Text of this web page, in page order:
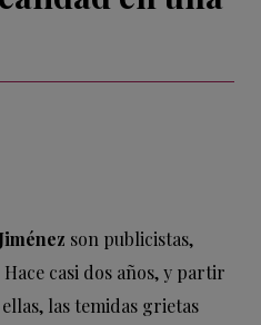
son publicistas,
casi dos años, y partir
las temidas grietas